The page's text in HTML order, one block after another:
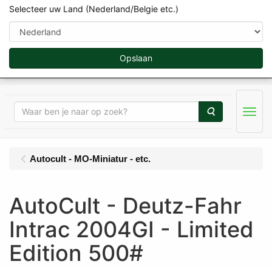
[WEBSHOP_JAVASCRIPT] [TEMPLATE_HEADER_SCRIPTS]
Zoeken Menu
Autocult - MO-Miniatur - etc.
AutoCult - Deutz-Fahr
Intrac 2004GI - Limited
Edition 500#
Selecteer uw Land (Nederland/Belgie etc.)
Opslaan